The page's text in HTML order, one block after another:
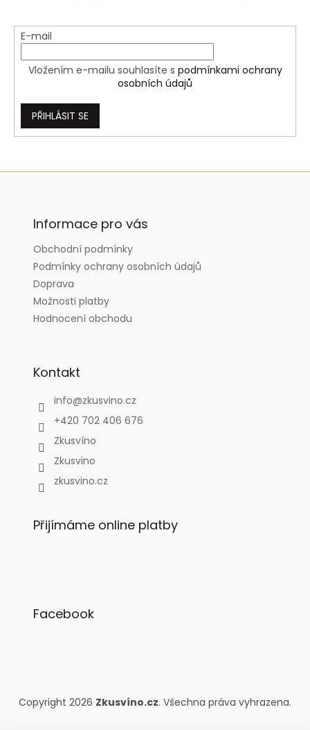
E-mail
Vložením e-mailu souhlasíte s podmínkami ochrany
osobních údajů
PŘIHLÁSIT SE
Z
Informace pro vás
Obchodní podmínky
Podmínky ochrany osobních údajů
Doprava
Možnosti platby
Hodnocení obchodu
Kontakt
info@zkusvino.cz
+420 702 406 676
Zkusvíno
Zkusvino
zkusvino.cz
Přijímáme online platby
Facebook
Copyright 2026 Zkusvíno.cz. Všechna práva vyhrazena.